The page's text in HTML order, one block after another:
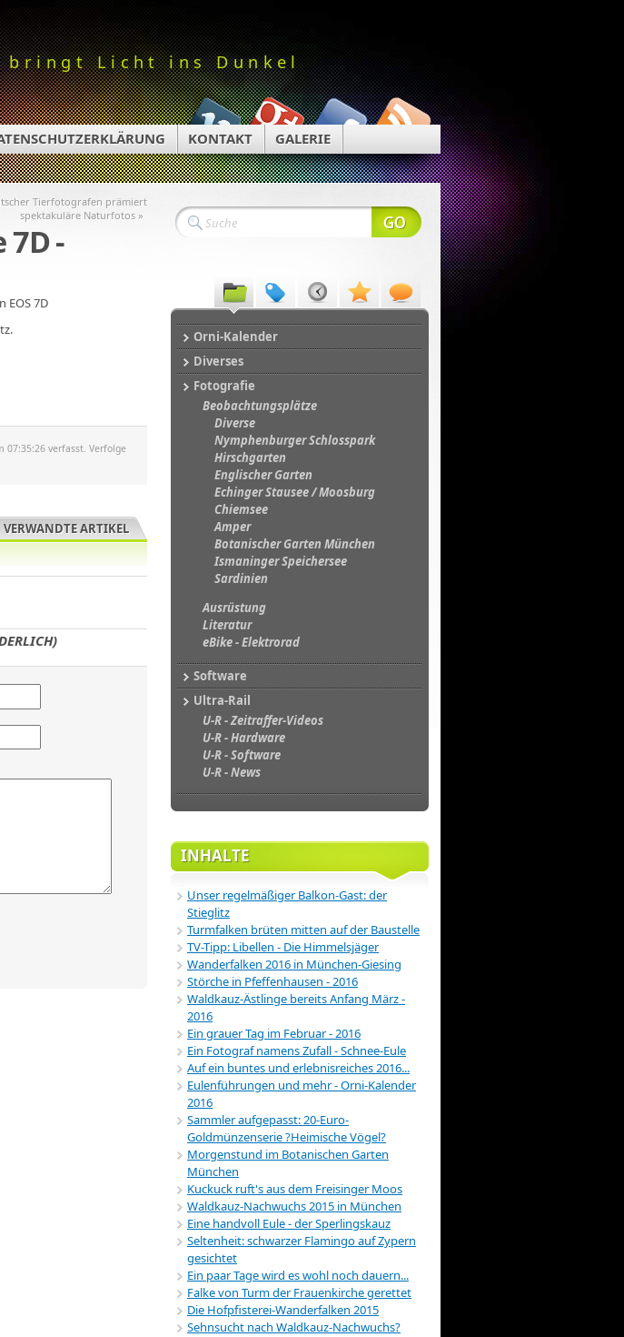
bringt Licht ins Dunkel
KONTAKT GALERIE
Tierfotografen prämiert
spektakuläre Naturfotos »
-
EOS 7D
07:35:26 verfasst. Verfolge
VERWANDTE ARTIKEL
Orni-Kalender
Diverses
Fotografie
Beobachtungsplätze
Diverse
Nymphenburger Schlosspark
Hirschgarten
Englischer Garten
Echinger Stausee / Moosburg
Chiemsee
Amper
Botanischer Garten München
Ismaninger Speichersee
Sardinien
Ausrüstung
Literatur
eBike - Elektrorad
Software
Ultra-Rail
U-R - Zeitraffer-Videos
U-R - Hardware
U-R - Software
U-R - News
INHALTE
Unser regelmäßiger Balkon-Gast: der
Stieglitz
Turmfalken brüten mitten auf der Baustelle
TV-Tipp: Libellen - Die Himmelsjäger
Wanderfalken 2016 in München-Giesing
Störche in Pfeffenhausen - 2016
Waldkauz-Ästlinge bereits Anfang März -
2016
Ein grauer Tag im Februar - 2016
Ein Fotograf namens Zufall - Schnee-Eule
Auf ein buntes und erlebnisreiches 2016...
Eulenführungen und mehr - Orni-Kalender
2016
Sammler aufgepasst: 20-Euro-
Goldmünzenserie ?Heimische Vögel?
Morgenstund im Botanischen Garten
München
Kuckuck ruft's aus dem Freisinger Moos
Waldkauz-Nachwuchs 2015 in München
Eine handvoll Eule - der Sperlingskauz
Seltenheit: schwarzer Flamingo auf Zypern
gesichtet
Ein paar Tage wird es wohl noch dauern...
Falke von Turm der Frauenkirche gerettet
Die Hofpfisterei-Wanderfalken 2015
Sehnsucht nach Waldkauz-Nachwuchs?